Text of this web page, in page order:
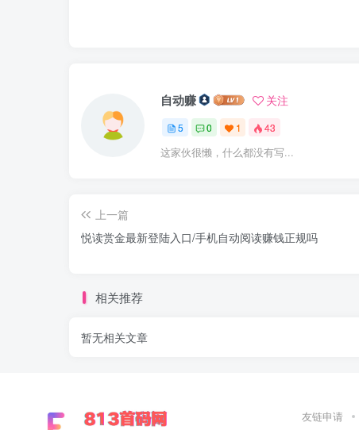
自动赚 关注
5 0 1 43
这家伙很懒，什么都没有写...
上一篇
悦读赏金最新登陆入口/手机自动阅读赚钱正规吗
相关推荐
暂无相关文章
友链申请